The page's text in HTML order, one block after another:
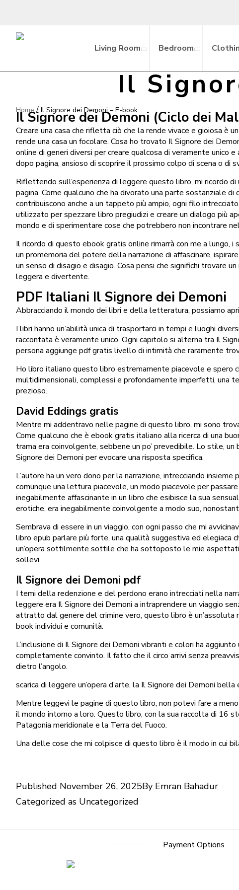
Living Room Bedroom
Il
Home/ Il Signore dei Demoni – E-book
Il Signore dei Demoni (Ciclo dei
Creare una casa che rifletta ciò che la rende vivace e gioiosa
rende una casa un focolare. Cosa ho trovato Il Signore dei
online di generi diversi per creare qualcosa di veramente unico
dopo pagina, ansioso di scoprire il prossimo colpo di scena o
Riflettendo sull’esperienza di leggere questo libro, mi ricordo
pagina. Come qualcuno che ha divorato una parte sostanziale
contribuiscono anche a un tappeto più ampio, ogni filo
utilizzato per spezzare libro pregiudizi e creare un dialogo più
mondo e di sperimentare cose che potrebbero non incontrare
Il ricordo di questo ebook gratis online rimarrà con me a lungo,
un promemoria del potere della narrazione di affascinare,
un senso di disagio e disagio. Cosa pensi che significhi trovare
leggera e divertente.
PDF Italiani Il Signore dei Demoni
Abbracciando il mondo dei libri e della letteratura, possiamo
I libri hanno un’abilità unica di trasportarci in tempi e luoghi
raccontata è veramente unico. Ogni capitolo si alterna tra Il
persona aggiunge pdf gratis livello di intimità che raramente
Ho libro italiano questo libro estremamente piacevole e spero
multidimensionali, complessi e profondamente imperfetti, una
prezioso.
David Eddings gratis
Mentre mi addentravo nelle pagine di questo libro, mi sono
Come qualcuno che è ebook gratis italiano alla ricerca di una
trama era coinvolgente, sebbene un po’ prevedibile. Lo stile,
Signore dei Demoni per evocare una risposta specifica.
L’autore ha un vero dono per la narrazione, intrecciando
comunque una lettura piacevole, un modo piacevole per
inegabilmente affascinante in un libro che esibisce la sua
erotiche, era inegabilmente coinvolgente a modo suo,
Sembrava di essere in un viaggio, con ogni passo che mi
libro epub parlare più forte, una qualità suggestiva ed elegiaca
un’opera sottilmente sottile che ha sottoposto le mie
sollevi.
Il Signore dei Demoni pdf
I temi della redenzione e del perdono erano intrecciati nella
leggere era Il Signore dei Demoni a intraprendere un viaggio
attratto dal genere del crimine vero, questo libro è
book individui e comunità.
L’inclusione di Il Signore dei Demoni vibranti e colori ha
completamente convinto. Il fatto che il circo arrivi senza
dietro l’angolo.
scarica di leggere un’opera d’arte, la Il Signore dei Demoni
Mentre leggevi le pagine di questo libro, non potevi fare a
il mondo intorno a loro. Questo libro, con la sua raccolta di 16
Patagonia meridionale e la Terra del Fuoco.
Una delle cose che mi colpisce di questo libro è il modo in cui
Published November 26, 2025By Emran Bahadur
Categorized as Uncategorized
Payment Options